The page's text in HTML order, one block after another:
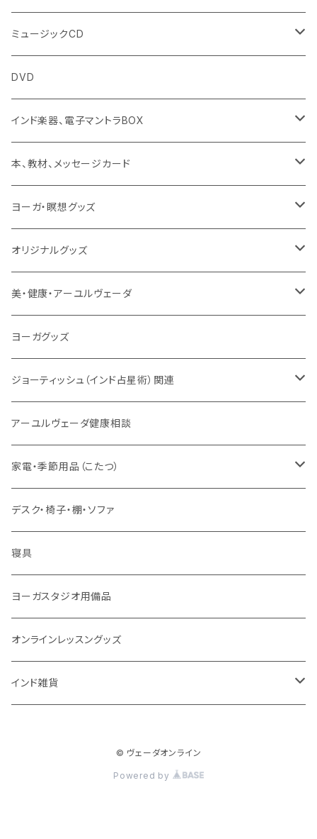
チャンティング（マントラ）
ヨーガスートラ（オーディオ版）
ミュージック
動画
本／資料（PDFデータ）
トウドウ作品
ミュージックCD
イミー・ウーイ
般若心経
マントラ（ヴェーダ）
イミー・ウーイ・メッセージ
ヴェーダプラカーシャ・トウドウ
サンスクリット讃歌、叙事詩
インド古典音楽
ほか
DVD
インド楽器、電子マントラBOX
タンブーラ（オンデマンド/海外直送）
電子タンブーラ
マントラBOX
本、教材、メッセージカード
本
ヴェーダプラカーシャ・トウドウ著作
サンスクリット教材
ヨーガ・瞑想グッズ
シンギングボール
チベタンベル、ティンシャ
線香
法具・珠数・神仏象
ヤントラ
宝石
雑貨
ブランケット
オリジナルグッズ
Tシャツ
VEDAヤントラロゴ入り
スマホケース
VEDA CENTER ヤントラロゴ入り
美・健康・アーユルヴェーダ
健康全般/アーユルヴェーダ
ボディケア
ヘアケア
アイドロップ
点鼻オイル
オーガニック・アーユルヴェーダ
ヨーガ / 瞑想
毎日の生活目的
女性ケア
男性ケア
ヨーガグッズ
ジョーティッシュ（インド占星術）関連
総合相談
３問コース
５問コース
相性診断
長期予測
誕生時間選定
大まかな誕生時間
誕生時間不明
ヤジニャ / 宝石 / マントラ / 名付け
吉日選定
アーユルヴェーダ健康相談
家電・季節用品（こたつ）
季節・空調家電
こたつ・こたつ用品
デスク・椅子・棚・ソファ
寝具
ヨーガスタジオ用備品
オンラインレッスングッズ
インド雑貨
© ヴェーダオンライン
Powered by